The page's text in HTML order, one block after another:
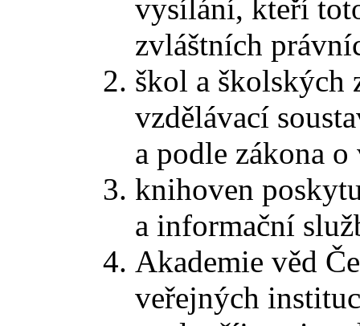
vysílání, kteří
zvláštních
škol a školských
vzdělávací
a podle zákona
knihoven
a informační
Akademie věd
veřejných